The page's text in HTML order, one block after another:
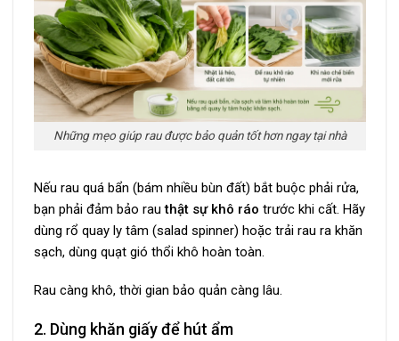
Những mẹo giúp rau được bảo quản tốt hơn ngay tại nhà
Nếu rau quá bẩn (bám nhiều bùn đất) bắt buộc phải rửa,
bạn phải đảm bảo rauthật sự khô ráo trước khi cất. Hãy
dùng rổ quay ly tâm (salad spinner) hoặc trải rau ra khăn
sạch, dùng quạt gió thổi khô hoàn toàn.
Rau càng khô, thời gian bảo quản càng lâu.
2. Dùng khăn giấy để hút ẩm